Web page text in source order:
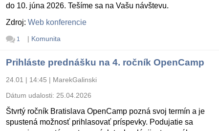
do 10. júna 2026. Tešíme sa na Vašu návštevu.
Zdroj: Web konferencie
1 | Komunita
Prihláste prednášku na 4. ročník OpenCamp
24.01 | 14:45 | MarekGalinski
Dátum udalosti: 25.04.2026
Štvrtý ročník Bratislava OpenCamp pozná svoj termín a je
spustená možnosť prihlasovať príspevky. Podujatie sa